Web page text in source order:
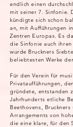
endlich einen
mit seiner 7. Sinfonie.
kündigte sich schon
an, mit Aufführungen
Zentren Europas. Es
die Sinfonie auch
wurde Bruckners
beliebtesten Werke
Für den Verein für
Privataufführungen,
gründete, entstanden
Jahrhunderts etliche
Beethovens,
Arrangements von
die eine klare, für den